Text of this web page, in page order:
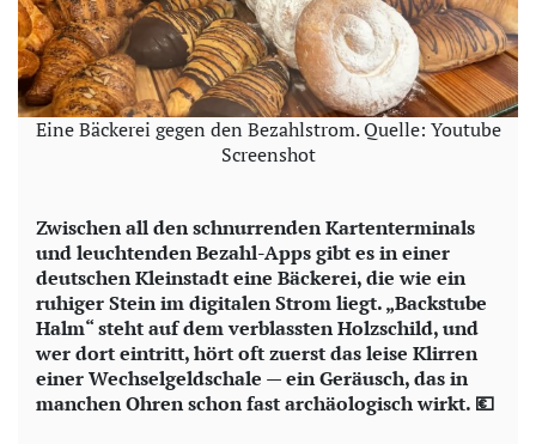
Eine Bäckerei gegen den Bezahlstrom. Quelle: Youtube
Screenshot
Zwischen all den schnurrenden Kartenterminals
und leuchtenden Bezahl-Apps gibt es in einer
deutschen Kleinstadt eine Bäckerei, die wie ein
ruhiger Stein im digitalen Strom liegt. „Backstube
Halm“ steht auf dem verblassten Holzschild, und
wer dort eintritt, hört oft zuerst das leise Klirren
einer Wechselgeldschale — ein Geräusch, das in
manchen Ohren schon fast archäologisch wirkt. 💶